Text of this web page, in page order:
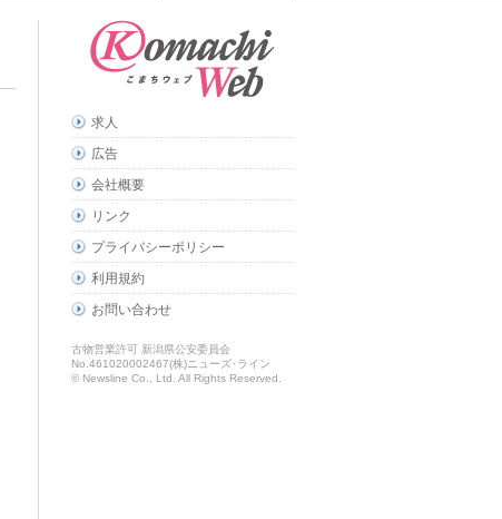
求人
広告
会社概要
リンク
プライバシーポリシー
利用規約
お問い合わせ
古物営業許可 新潟県公安委員会
No.461020002467(株)ニューズ･ライン
© Newsline Co., Ltd. All Rights Reserved.